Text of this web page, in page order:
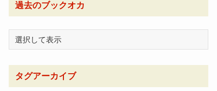
過去のブックオカ
タグアーカイブ